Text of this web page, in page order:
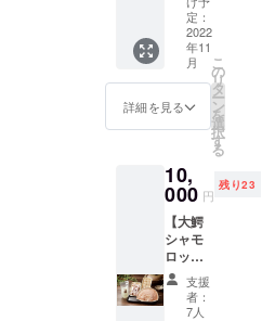
で、ご
了承く
ださ
い。
2）塩ム
ラサキ
200gの
ムラサ
キウニ
を手作
業で塩
漬けし
た塩蔵
ウニ。
添加物
ロトン
凍結と
呼ばれ
る方法
で冷凍
してい
召し上
がりく
ださ
い。 賞
味期
限：冷
凍で製
造日か
ら1年
ネ、サ
サミ
(200g)×
2 ・つ
みれ
(200g)×
1 ・
シャモ
スープ
(塩
味)×1 肉
のきめ
が細か
く、濃
厚な味
わいを
もつ青
定：
2022
年11
月
詳細を見る
こ
の
リ
タ
ー
ン
を
選
択
す
る
10,
000 円
残り23
【大鰐
シャモ
ロック
しゃぶ
しゃぶ
セット
支援
者：
7人